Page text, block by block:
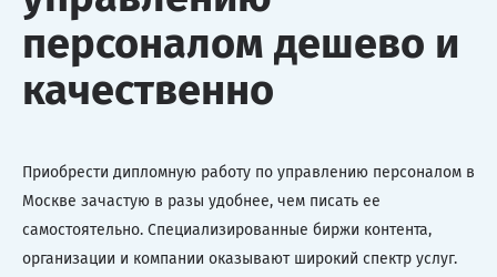
персоналом дешево и
качественно
Приобрести дипломную работу по управлению персоналом в
Москве зачастую в разы удобнее, чем писать ее
самостоятельно. Специализированные биржи контента,
организации и компании оказывают широкий спектр услуг.